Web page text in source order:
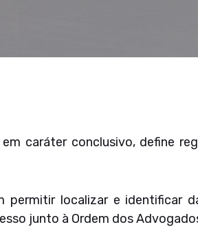
caráter conclusivo, define
localizar e identificar
junto à Ordem dos